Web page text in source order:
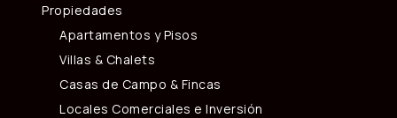
Propiedades
Apartamentos y Pisos
Villas & Chalets
Casas de Campo & Fincas
Locales Comerciales e Inversión